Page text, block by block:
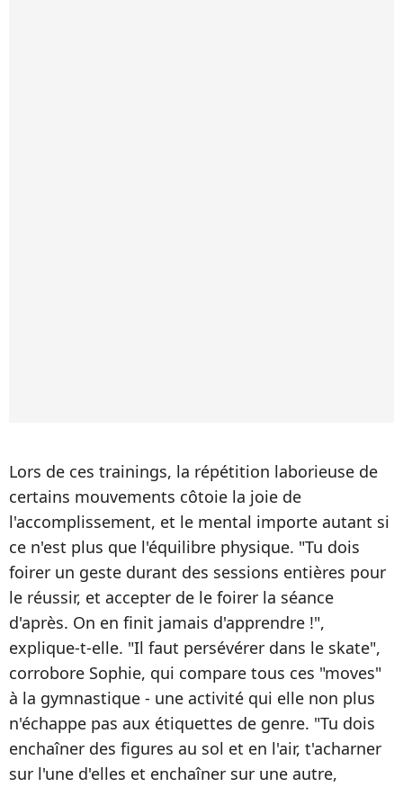
Lors de ces trainings, la répétition laborieuse de
certains mouvements côtoie la joie de
l'accomplissement, et le mental importe autant si
ce n'est plus que l'équilibre physique. "Tu dois
foirer un geste durant des sessions entières pour
le réussir, et accepter de le foirer la séance
d'après. On en finit jamais d'apprendre !",
explique-t-elle. "Il faut persévérer dans le skate",
corrobore Sophie, qui compare tous ces "moves"
à la gymnastique - une activité qui elle non plus
n'échappe pas aux étiquettes de genre. "Tu dois
enchaîner des figures au sol et en l'air, t'acharner
sur l'une d'elles et enchaîner sur une autre,